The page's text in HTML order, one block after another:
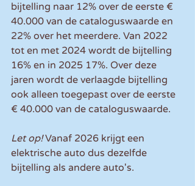
bijtelling naar 12% over de eerste €
40.000 van de cataloguswaarde en
22% over het meerdere. Van 2022
tot en met 2024 wordt de bijtelling
16% en in 2025 17%. Over deze
jaren wordt de verlaagde bijtelling
ook alleen toegepast over de eerste
€ 40.000 van de cataloguswaarde.
Let op! Vanaf 2026 krijgt een
elektrische auto dus dezelfde
bijtelling als andere auto's.